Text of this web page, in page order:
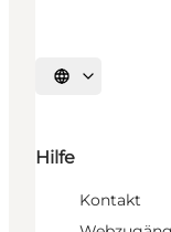
Sprache
Hilfe
Kontakt